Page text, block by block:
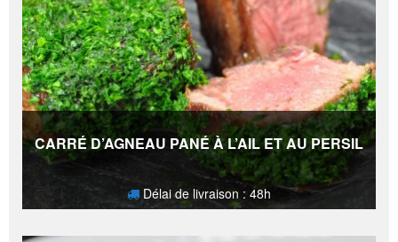
CARRÉ D’AGNEAU PANÉ À L’AIL ET AU PERSIL
Délai de livraison : 48h